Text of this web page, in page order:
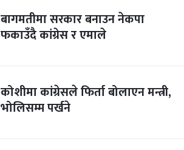
बागमतीमा सरकार बनाउन नेकपा
फकाउँदै कांग्रेस र एमाले
कोशीमा कांग्रेसले फिर्ता बोलाएन मन्त्री,
भोलिसम्म पर्खने